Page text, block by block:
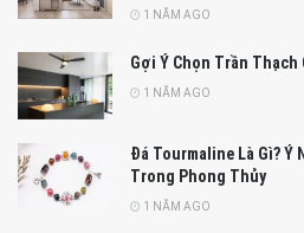
1 NĂM AGO
Gợi Ý Chọn Trần Thạch
1 NĂM AGO
Đá Tourmaline Là Gì? Ý
Trong Phong Thủy
1 NĂM AGO